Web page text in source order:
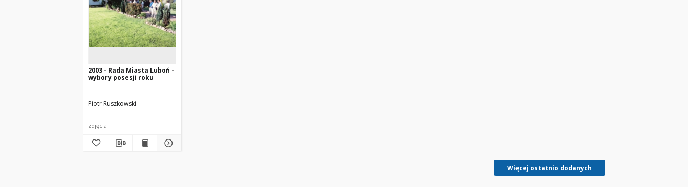
2003 - Rada Miasta Luboń -
wybory posesji roku
Piotr Ruszkowski
zdjęcia
Więcej ostatnio dodanych